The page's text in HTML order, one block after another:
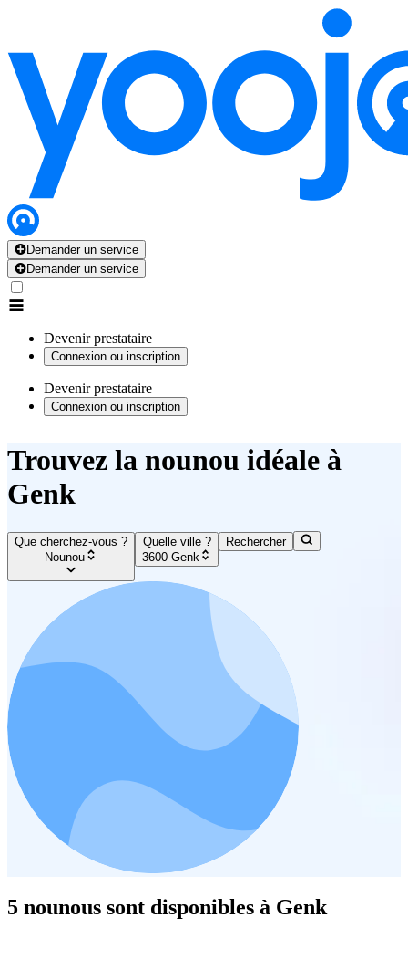
Demander un service
Demander un service
Devenir prestataire
Connexion ou inscription
Devenir prestataire
Connexion ou inscription
Trouvez la nounou idéale à
Genk
Que cherchez-vous ?
Nounou
Quelle ville ?
3600 Genk
Rechercher
5 nounous sont disponibles à Genk